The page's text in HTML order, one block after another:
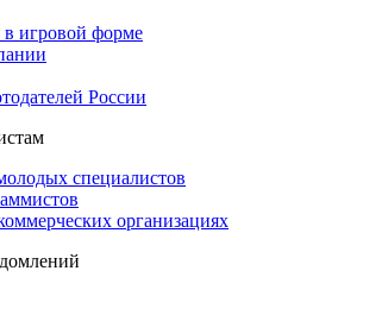
игровой форме
России
специалистов
организациях